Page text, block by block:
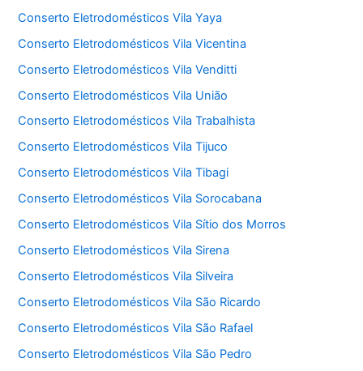
Conserto Eletrodomésticos Vila Yaya
Conserto Eletrodomésticos Vila Vicentina
Conserto Eletrodomésticos Vila Venditti
Conserto Eletrodomésticos Vila União
Conserto Eletrodomésticos Vila Trabalhista
Conserto Eletrodomésticos Vila Tijuco
Conserto Eletrodomésticos Vila Tibagi
Conserto Eletrodomésticos Vila Sorocabana
Conserto Eletrodomésticos Vila Sítio dos Morros
Conserto Eletrodomésticos Vila Sirena
Conserto Eletrodomésticos Vila Silveira
Conserto Eletrodomésticos Vila São Ricardo
Conserto Eletrodomésticos Vila São Rafael
Conserto Eletrodomésticos Vila São Pedro